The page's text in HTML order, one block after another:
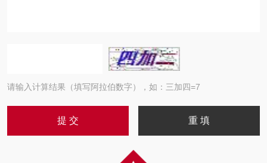
请输入计算结果（填写阿拉伯数字），如：三加四=7